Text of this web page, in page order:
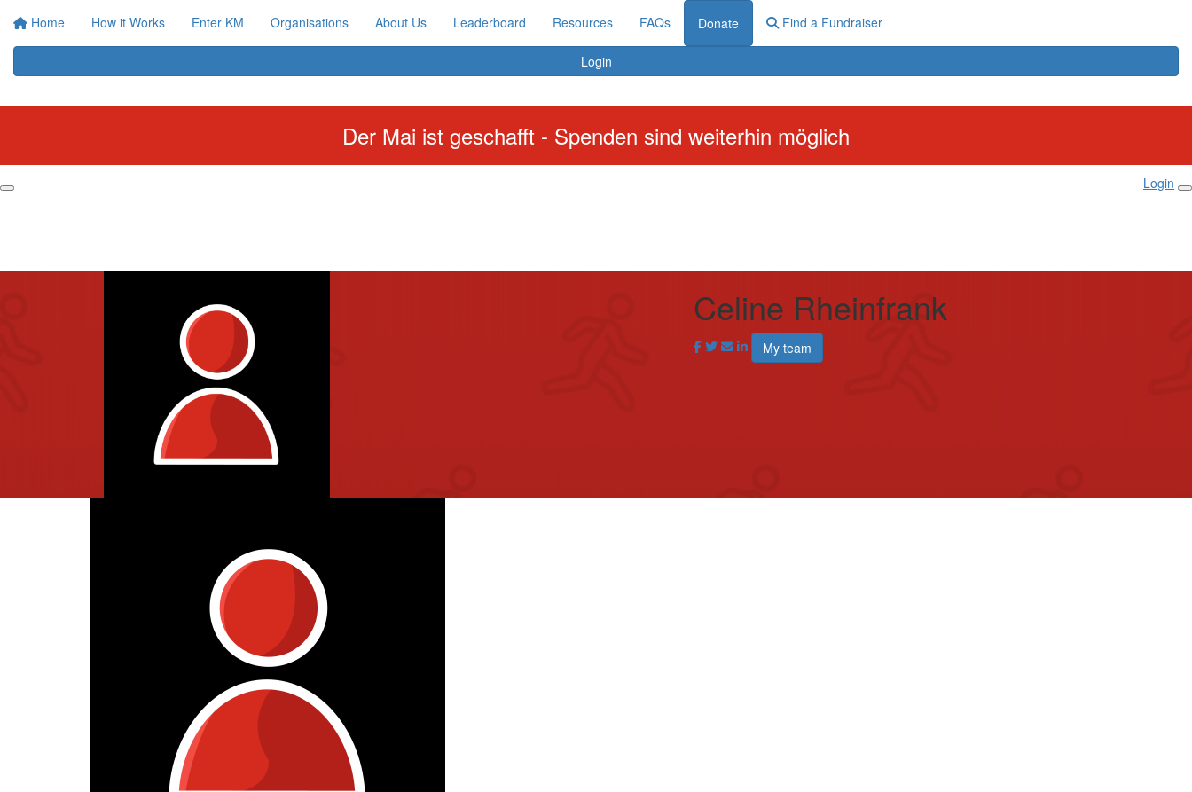
Home How it Works Enter KM Organisations About Us Leaderboard Resources FAQs Donate Find a Fundraiser
Login
Der Mai ist geschafft - Spenden sind weiterhin möglich
Login
Celine Rheinfrank
My team